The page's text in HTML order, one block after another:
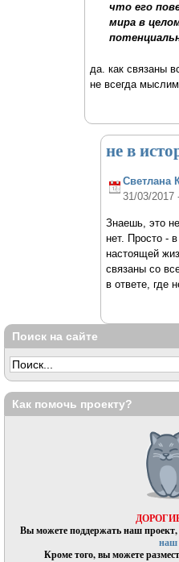
что его
мира в
да. как связаны
не всегда
не в
Светлана
31/03/2017
Знаешь, это
нет. Просто -
настоящей
связаны со
в ответе, где
Поиск на сайте
Как помочь проекту?
Вы можете поддержать наш
наш
Кроме того, вы можете